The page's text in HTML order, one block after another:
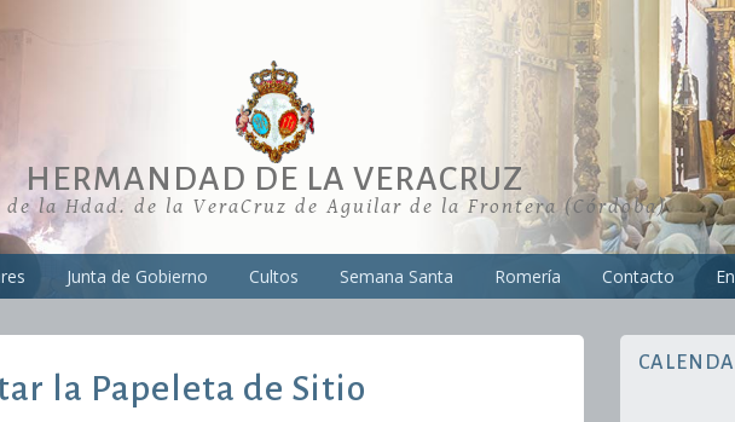
HERMANDAD DE LA VERACRUZ
de la Hdad. de la VeraCruz de Aguilar de la Frontera (Córdoba)
Junta de Gobierno Cultos Semana Santa Romería Contacto
la Papeleta de Sitio